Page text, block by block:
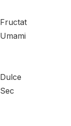
Fructat
Umami
Dulce
Sec